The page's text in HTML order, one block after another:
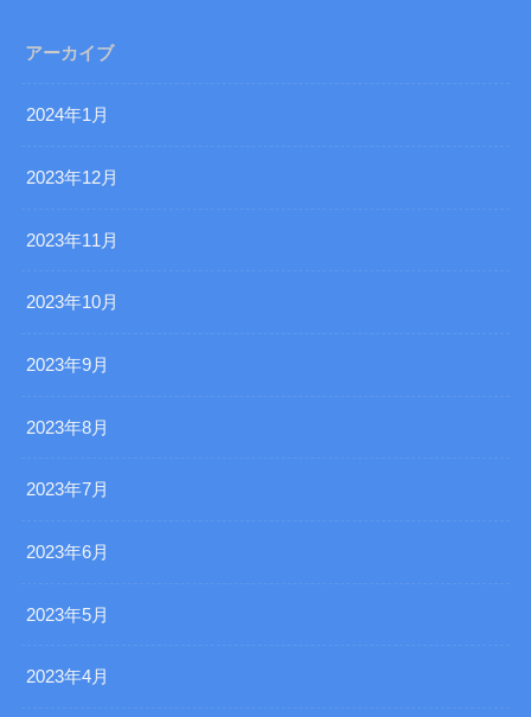
アーカイブ
2024年1月
2023年12月
2023年11月
2023年10月
2023年9月
2023年8月
2023年7月
2023年6月
2023年5月
2023年4月